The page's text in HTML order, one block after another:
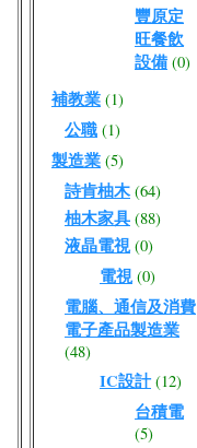
豐原定
旺餐飲
設備 (0)
補教業 (1)
公職 (1)
製造業 (5)
詩肯柚木 (64)
柚木家具 (88)
液晶電視 (0)
電視 (0)
電腦、通信及消費
電子產品製造業
(48)
IC設計 (12)
台積電
(5)